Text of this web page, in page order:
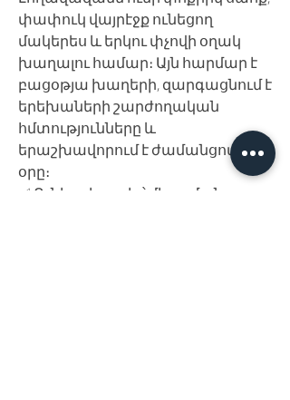
փափուկ վայրէջք ունեցող
մակերես և երկու փչովի օղակ
խաղալու համար։ Այն հարմար է
բացօթյա խաղերի, զարգացնում է
երեխաների շարժողական
հմտությունները և
երաշխավորում է ժամանցով լի
օրը։
✅ Ունի ջրի ցողիչ՝ միացման